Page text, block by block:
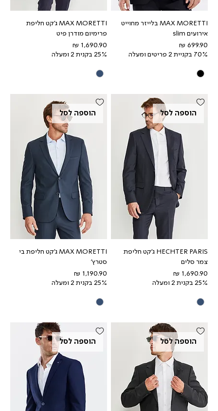
MAX MORETTI בלייזר מחוייט
אירועים slim
מחיר
70% בקניית 2 פריטים ומעלה
MAX MORETTI ג'קט חליפת
פרימיום מודרן פיט
מחיר
25% בקנית 2 ומעלה
הוספה לסל
HECHTER PARIS ג'קט חליפת
צמר סלים
מחיר
25% בקנית 2 ומעלה
הוספה לסל
MAX MORETTI ג'קט חליפת בי
סטרץ'
מחיר
25% בקנית 2 ומעלה
הוספה לסל הוספה לסל